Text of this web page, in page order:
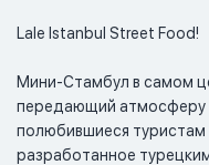
Lale Istanbul Street Food!
Мини-Стамбул в самом
передающий атмосферу
полюбившиеся туристам
разработанное